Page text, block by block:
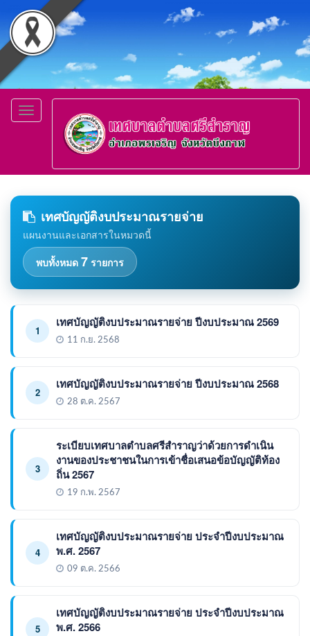
Toggle
navigation
เทศบัญญัติงบประมาณรายจ่าย
แผนงานและเอกสารในหมวดนี้
พบทั้งหมด 7 รายการ
1
เทศบัญญัติงบประมาณรายจ่าย ปีงบประมาณ 2569
11 ก.ย. 2568
2
เทศบัญญัติงบประมาณรายจ่าย ปีงบประมาณ 2568
28 ต.ค. 2567
3
ระเบียบเทศบาลตำบลศรีสำราญว่าด้วยการดำเนิน
งานของประชาชนในการเข้าชื่อเสนอข้อบัญญัติท้อง
ถิ่น 2567
19 ก.พ. 2567
4
เทศบัญญัติงบประมาณรายจ่าย ประจำปีงบประมาณ
พ.ศ. 2567
09 ต.ค. 2566
5
เทศบัญญัติงบประมาณรายจ่าย ประจำปีงบประมาณ
พ.ศ. 2566